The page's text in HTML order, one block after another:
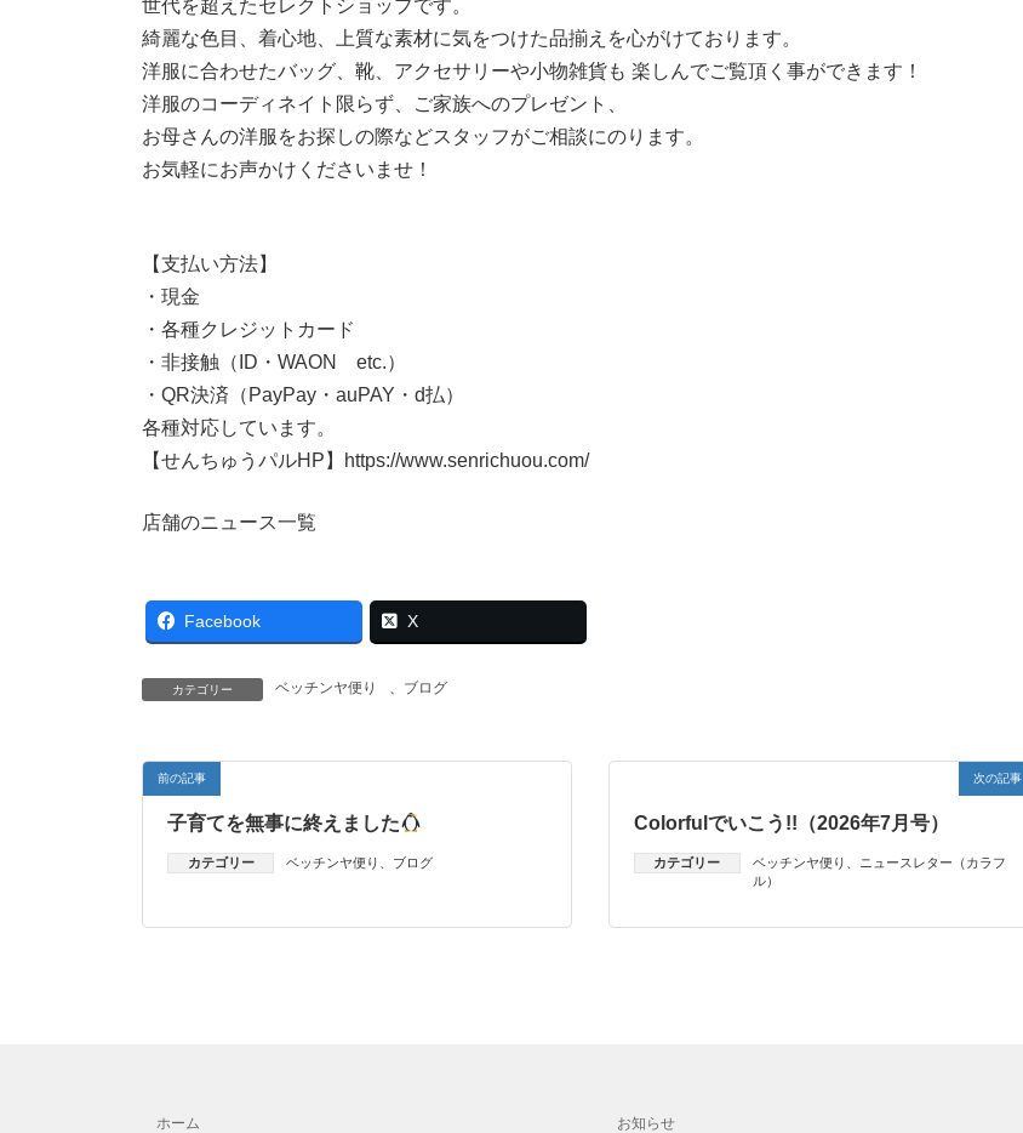
世代を超えたセレクトショップです。
綺麗な色目、着心地、上質な素材に気をつけた品揃えを心がけております。
洋服に合わせたバッグ、靴、アクセサリーや小物雑貨も 楽しんでご覧頂く事ができます！
洋服のコーディネイト限らず、ご家族へのプレゼント、
お母さんの洋服をお探しの際などスタッフがご相談にのります。
お気軽にお声かけくださいませ！
【支払い方法】
・現金
・各種クレジットカード
・非接触（ID・WAON etc.）
・QR決済（PayPay・auPAY・d払）
各種対応しています。
【せんちゅうパルHP】https://www.senrichuou.com/
店舗のニュース一覧
Facebook X
カテゴリー ベッチンヤ便り 、 ブログ
前の記事
子育てを無事に終えました
カテゴリー ベッチンヤ便り ブログ
次の記事
Colorfulでいこう!!（2026年7月号）
カテゴリー ベッチンヤ便り
ニュースレター（カラフ
ル）
ホーム お知らせ